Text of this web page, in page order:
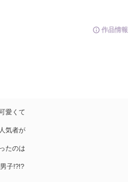
作品情報
愛くて
気者が
たのは
子!?!?